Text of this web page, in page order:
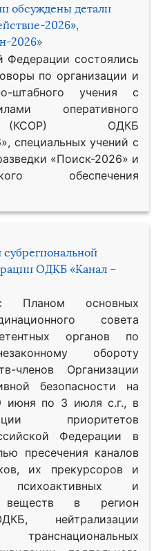
обсуждены детали
2026»,
2026»
состоялись
по организации и
штабного учения с
оперативного
(КСОР) ОДКБ
специальных учений с
«Поиск-2026» и
обеспечения
ОДКБ «Канал –
Планом основных
совета
органов по
обороту
членов Организации
безопасности на
июня по 3 июля с.г., в
приоритетов
Федерации в
пресечения каналов
их прекурсоров и
и
веществ в регион
нейтрализации